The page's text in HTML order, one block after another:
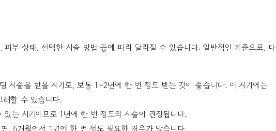
피부 상태, 선택한 시술 방법 등에 따라 달라질 수 있습니다. 일반적인 기준으로, 다
시술을 받을 시기로, 보통 1~2년에 한 번 정도 받는 것이 좋습니다. 이 시기에는
려할 수 있습니다.
는 시기이므로 1년에 한 번 정도의 시술이 권장됩니다.